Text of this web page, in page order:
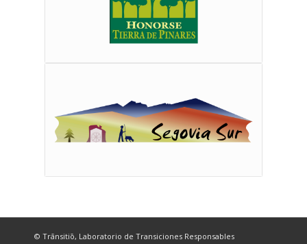
© Trānsitiō, Laboratorio de Transiciones Responsables